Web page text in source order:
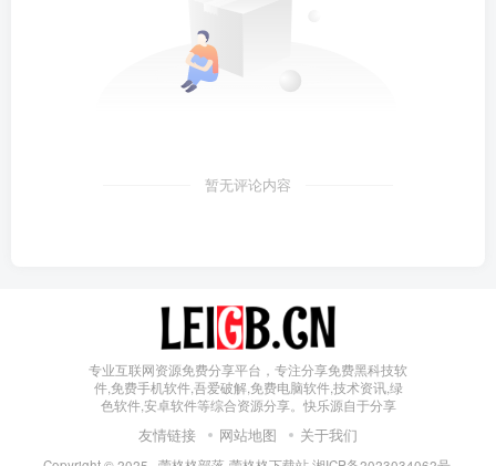
暂无评论内容
专业互联网资源免费分享平台，专注分享免费黑科技软
件,免费手机软件,吾爱破解,免费电脑软件,技术资讯,绿
色软件,安卓软件等综合资源分享。快乐源自于分享
友情链接 网站地图 关于我们